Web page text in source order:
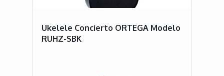
Ukelele Concierto ORTEGA Modelo
RUHZ-SBK